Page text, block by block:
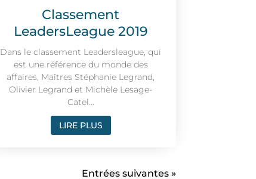
Classement
LeadersLeague 2019
Dans le classement Leadersleague, qui
est une référence du monde des
affaires, Maîtres Stéphanie Legrand,
Olivier Legrand et Michèle Lesage-
Catel...
LIRE PLUS
Entrées suivantes »